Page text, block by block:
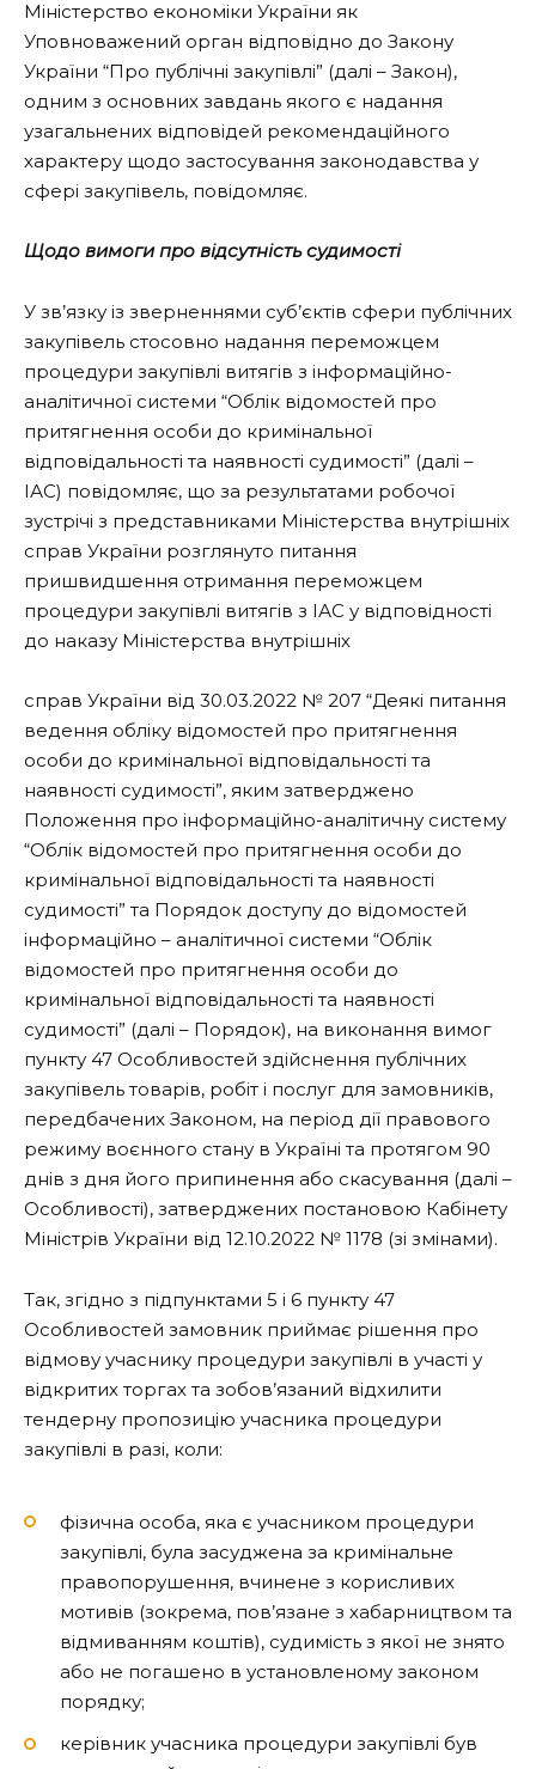
Міністерство економіки України як
Уповноважений орган відповідно до Закону
України “Про публічні закупівлі” (далі – Закон),
одним з основних завдань якого є надання
узагальнених відповідей рекомендаційного
характеру щодо застосування законодавства у
сфері закупівель, повідомляє.
Щодо вимоги про відсутність судимості
У зв’язку із зверненнями суб’єктів сфери публічних
закупівель стосовно надання переможцем
процедури закупівлі витягів з інформаційно-
аналітичної системи “Облік відомостей про
притягнення особи до кримінальної
відповідальності та наявності судимості” (далі –
ІАС) повідомляє, що за результатами робочої
зустрічі з представниками Міністерства внутрішніх
справ України розглянуто питання
пришвидшення отримання переможцем
процедури закупівлі витягів з ІАС у відповідності
до наказу Міністерства внутрішніх
справ України від 30.03.2022 № 207 “Деякі питання
ведення обліку відомостей про притягнення
особи до кримінальної відповідальності та
наявності судимості”, яким затверджено
Положення про інформаційно-аналітичну систему
“Облік відомостей про притягнення особи до
кримінальної відповідальності та наявності
судимості” та Порядок доступу до відомостей
інформаційно – аналітичної системи “Облік
відомостей про притягнення особи до
кримінальної відповідальності та наявності
судимості” (далі – Порядок), на виконання вимог
пункту 47 Особливостей здійснення публічних
закупівель товарів, робіт і послуг для замовників,
передбачених Законом, на період дії правового
режиму воєнного стану в Україні та протягом 90
днів з дня його припинення або скасування (далі –
Особливості), затверджених постановою Кабінету
Міністрів України від 12.10.2022 № 1178 (зі змінами).
Так, згідно з підпунктами 5 і 6 пункту 47
Особливостей замовник приймає рішення про
відмову учаснику процедури закупівлі в участі у
відкритих торгах та зобов’язаний відхилити
тендерну пропозицію учасника процедури
закупівлі в разі, коли:
фізична особа, яка є учасником процедури
закупівлі, була засуджена за кримінальне
правопорушення, вчинене з корисливих
мотивів (зокрема, пов’язане з хабарництвом та
відмиванням коштів), судимість з якої не знято
або не погашено в установленому законом
порядку;
керівник учасника процедури закупівлі був